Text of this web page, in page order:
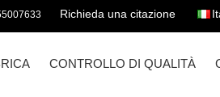
Richieda una citazione
CONTROLLO DI QUALITÀ